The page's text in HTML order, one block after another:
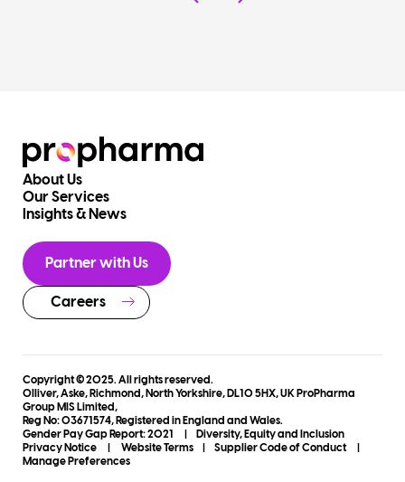
About Us
Our Services
Insights & News
Partner with Us
Careers
Copyright © 2025. All rights reserved.
Olliver, Aske, Richmond, North Yorkshire, DL10 5HX, UK ProPharma
Group MIS Limited,
Reg No: 03671574, Registered in England and Wales.
Gender Pay Gap Report: 2021
Diversity, Equity and Inclusion
Privacy Notice
Website Terms Supplier Code of Conduct|
Manage Preferences